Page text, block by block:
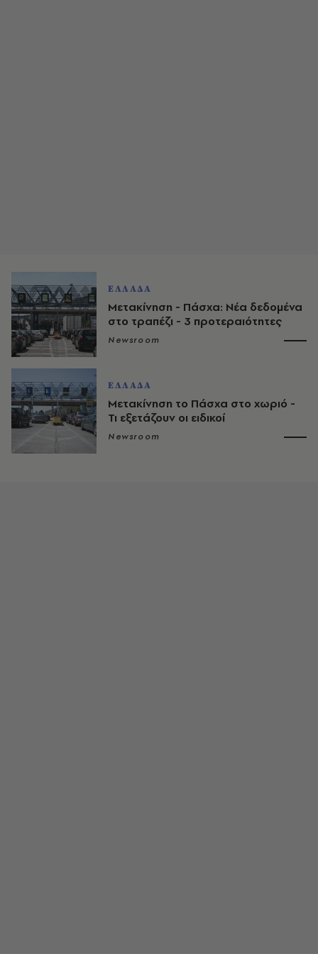
ΕΛΛΑΔΑ
Μετακίνηση - Πάσχα: Νέα δεδομένα
στο τραπέζι - 3 προτεραιότητες
Newsroom
ΕΛΛΑΔΑ
Μετακίνηση το Πάσχα στο χωριό -
Τι εξετάζουν οι ειδικοί
Newsroom